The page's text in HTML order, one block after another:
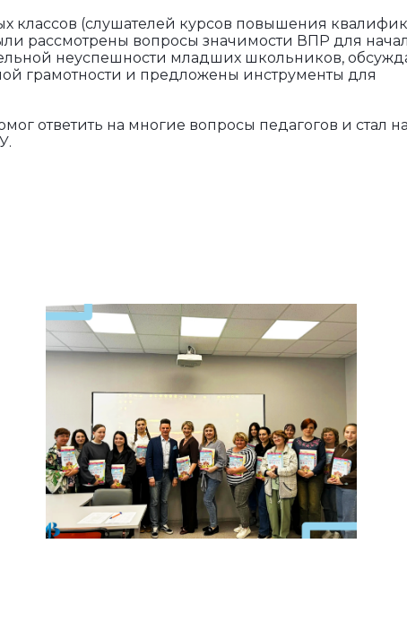
классов (слушателей курсов повышения
рассмотрены вопросы значимости ВПР для
неуспешности младших школьников,
грамотности и предложены инструменты для
ответить на многие вопросы педагогов и стал